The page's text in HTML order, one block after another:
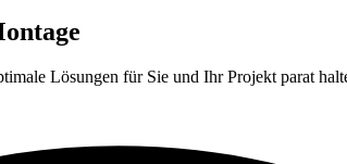
Lösungen für Sie und Ihr Projekt parat